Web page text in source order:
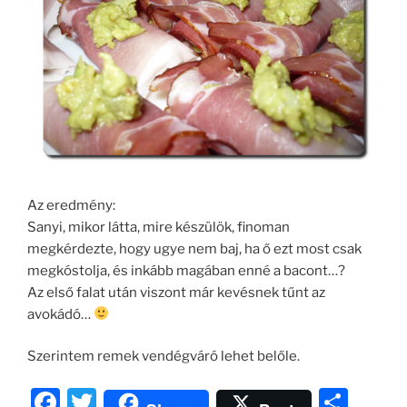
Az eredmény:
Sanyi, mikor látta, mire készülök, finoman
megkérdezte, hogy ugye nem baj, ha ő ezt most csak
megkóstolja, és inkább magában enné a bacont…?
Az első falat után viszont már kevésnek tűnt az
avokádó…
Szerintem remek vendégváró lehet belőle.